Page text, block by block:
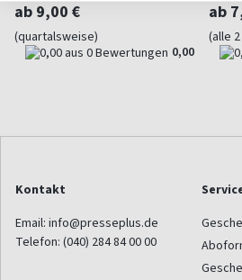
ab 9,00 €
(quartalsweise)
0,00
ab
(alle
Kontakt
Email: info@presseplus.de
Telefon: (040) 284 84 00 00